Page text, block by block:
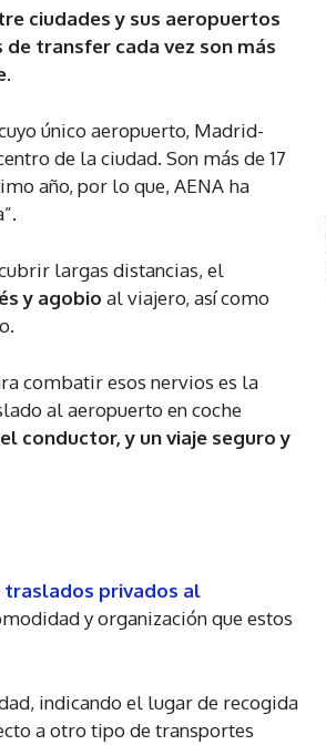
ciudades y sus aeropuertos
transfer cada vez son más
único aeropuerto, Madrid-
de la ciudad. Son más de 17
año, por lo que, AENA ha
largas distancias, el
y agobio al viajero, así como
combatir esos nervios es la
al aeropuerto en coche
conductor, y un viaje seguro y
traslados privados al
y organización que estos
indicando el lugar de recogida
a otro tipo de transportes